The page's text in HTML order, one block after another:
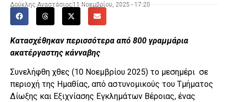
Δούκλης Αναστάσιος 11 Νοεμβρίου, 2025 - 17:20
Κατασχέθηκαν περισσότερα από 800 γραμμάρια
ακατέργαστης κάνναβης
Συνελήφθη χθες (10 Νοεμβρίου 2025) το μεσημέρι σε
περιοχή της Ημαθίας, από αστυνομικούς του Τμήματος
Δίωξης και Εξιχνίασης Εγκλημάτων Βέροιας, ένας